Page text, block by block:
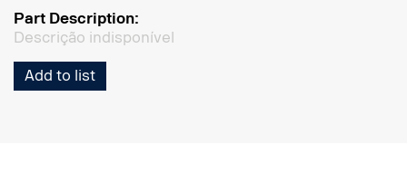
Part Description:
Descrição indisponível
Add to list